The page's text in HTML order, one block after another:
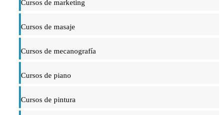
Cursos de marketing
Cursos de masaje
Cursos de mecanografía
Cursos de piano
Cursos de pintura